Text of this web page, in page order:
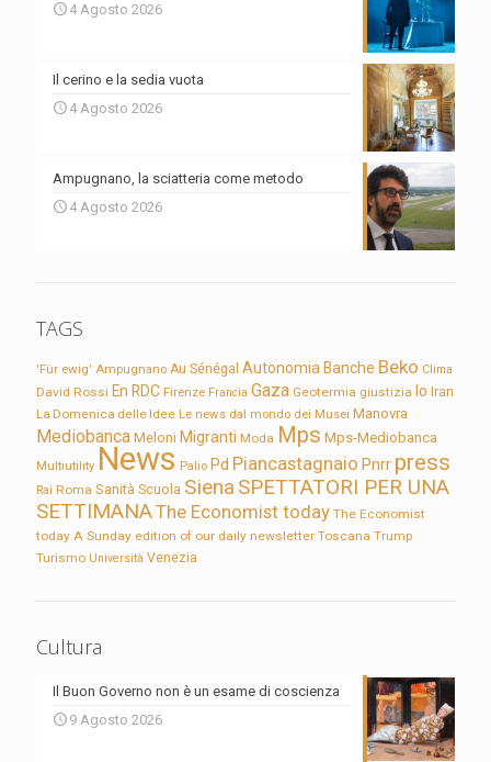
4 Agosto 2026
Il cerino e la sedia vuota
4 Agosto 2026
Ampugnano, la sciatteria come metodo
4 Agosto 2026
TAGS
'Für ewig' Ampugnano Au Sénégal Autonomia Banche Beko Clima
David Rossi En RDC Firenze Francia Gaza Geotermia giustizia Io Iran
La Domenica delle Idee Le news dal mondo dei Musei Manovra
Mediobanca Meloni Migranti Moda Mps Mps-Mediobanca
Multiutility News Palio Pd Piancastagnaio Pnrr press
Rai Roma Sanità Scuola Siena SPETTATORI PER UNA
SETTIMANAThe Economist today The Economist
today A Sunday edition of our daily newsletter Toscana Trump
Turismo Università Venezia
Cultura
Il Buon Governo non è un esame di coscienza
9 Agosto 2026